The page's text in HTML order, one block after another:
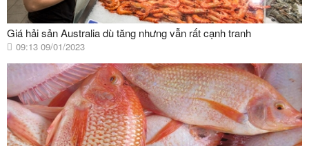
Giá hải sản Australia dù tăng nhưng vẫn rất cạnh tranh
09:13 09/01/2023